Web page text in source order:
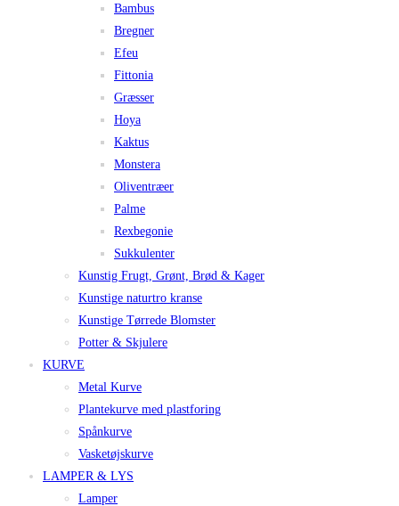
Bambus
Bregner
Efeu
Fittonia
Græsser
Hoya
Kaktus
Monstera
Oliventræer
Palme
Rexbegonie
Sukkulenter
Kunstig Frugt, Grønt, Brød & Kager
Kunstige naturtro kranse
Kunstige Tørrede Blomster
Potter & Skjulere
KURVE
Metal Kurve
Plantekurve med plastforing
Spånkurve
Vasketøjskurve
LAMPER & LYS
Lamper